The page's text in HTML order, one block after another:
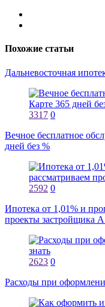
Похожие статьи
Дальневосточная
3317 0
Вечное бесплатное
дней без %
2592 0
Ипотека от 1,01% и
проекты застройщика
2623 0
Расходы при